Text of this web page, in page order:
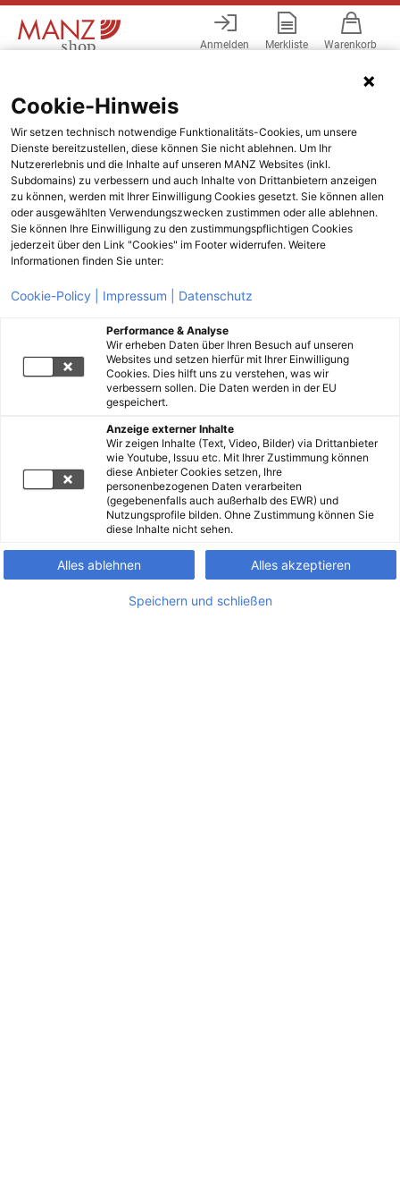
Anmelden Merkliste Warenkorb
Cookie-Hinweis
Wir setzen technisch notwendige Funktionalitäts-Cookies, um unsere
Dienste bereitzustellen, diese können Sie nicht ablehnen. Um Ihr
Nutzererlebnis und die Inhalte auf unseren MANZ Websites (inkl.
Subdomains) zu verbessern und auch Inhalte von Drittanbietern anzeigen
zu können, werden mit Ihrer Einwilligung Cookies gesetzt. Sie können allen
oder ausgewählten Verwendungszwecken zustimmen oder alle ablehnen.
Sie können Ihre Einwilligung zu den zustimmungspflichtigen Cookies
jederzeit über den Link "Cookies" im Footer widerrufen. Weitere
Informationen finden Sie unter:
Cookie-Policy | Impressum | Datenschutz
Performance & Analyse
Wir erheben Daten über Ihren Besuch auf unseren
Websites und setzen hierfür mit Ihrer Einwilligung
Cookies. Dies hilft uns zu verstehen, was wir
verbessern sollen. Die Daten werden in der EU
gespeichert.
Anzeige externer Inhalte
Wir zeigen Inhalte (Text, Video, Bilder) via Drittanbieter
wie Youtube, Issuu etc. Mit Ihrer Zustimmung können
diese Anbieter Cookies setzen, Ihre
personenbezogenen Daten verarbeiten
(gegebenenfalls auch außerhalb des EWR) und
Nutzungsprofile bilden. Ohne Zustimmung können Sie
diese Inhalte nicht sehen.
Alles ablehnen Alles akzeptieren
Speichern und schließen